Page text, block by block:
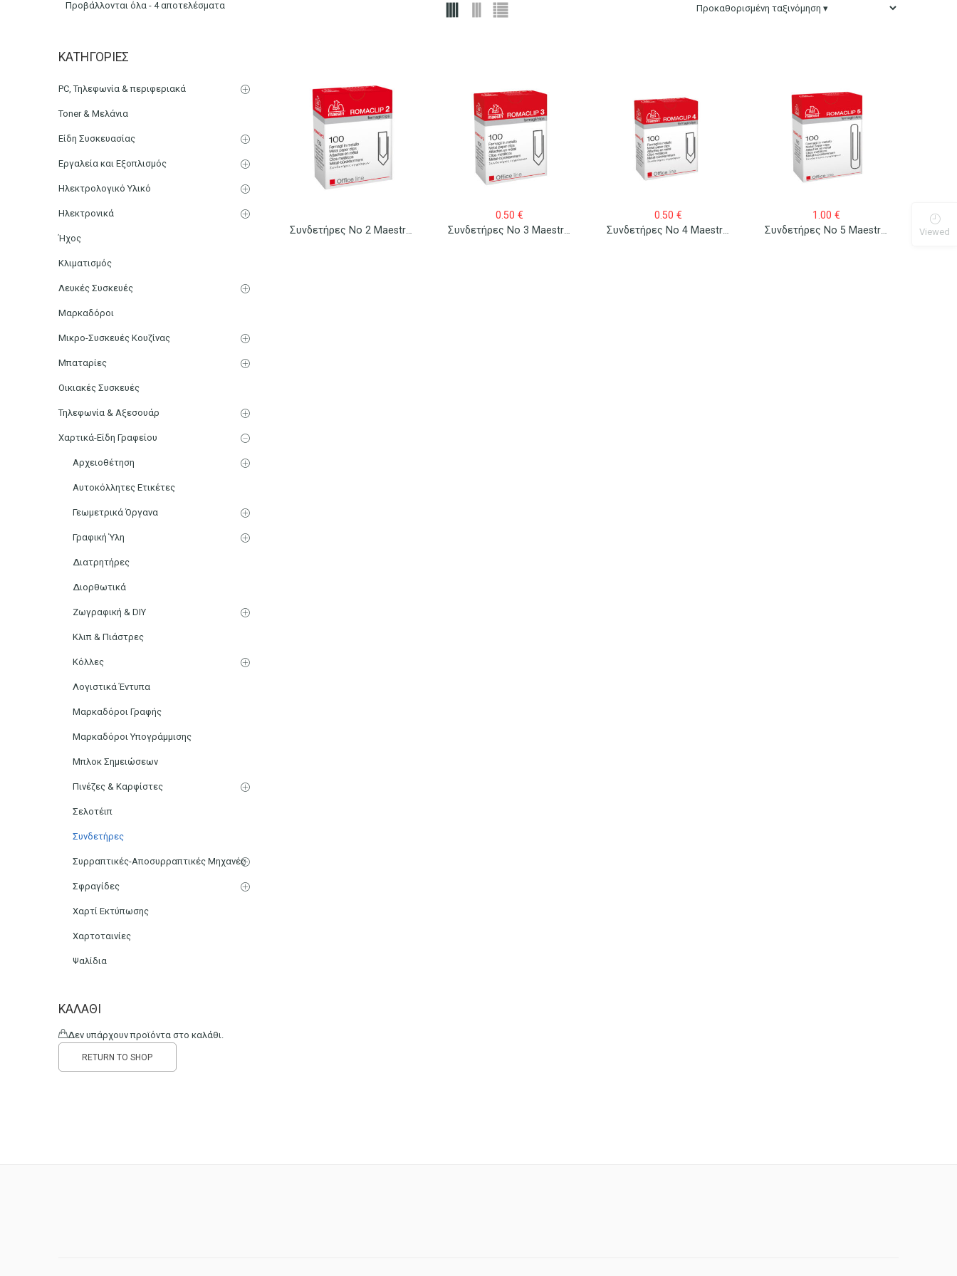
Αρχική Χαρτικά-Είδη Γραφείου
Προβάλλονται όλα - 4 αποτελέσματα
0.50€ 0.50 €
Συνδετήρες No 4 Maestri Romaclip 100 Τεμ.
1.00€
ΚΑΤΗΓΟΡΊΕΣ
PC, Τηλεφωνία & περιφεριακά
Toner & Μελάνια
Είδη Συσκευασίας
Εργαλεία και Εξοπλισμός
Ηλεκτρολογικό Υλικό
Ηλεκτρονικά
Ήχος
Κλιματισμός
Λευκές Συσκευές
Μαρκαδόροι
Μικρο-Συσκευές Κουζίνας
Μπαταρίες
Οικιακές Συσκευές
Τηλεφωνία & Αξεσουάρ
Χαρτικά-Είδη Γραφείου
Αρχειοθέτηση
Αυτοκόλλητες Ετικέτες
Γεωμετρικά Όργανα
Γραφική Ύλη
Διατρητήρες
Διορθωτικά
Ζωγραφική & DIY
Κλιπ & Πιάστρες
Κόλλες
Λογιστικά Έντυπα
Μαρκαδόροι Γραφής
Μαρκαδόροι Υπογράμμισης
Μπλοκ Σημειώσεων
Πινέζες & Καρφίστες
Σελοτέιπ
Συνδετήρες
Συρραπτικές-Αποσυρραπτικές Μηχανές
Σφραγίδες
Χαρτί Εκτύπωσης
Χαρτοταινίες
Ψαλίδια
ΚΑΛΆΘΙ
Δεν υπάρχουν προϊόντα στο καλάθι.
RETURN TO SHOP
Viewed